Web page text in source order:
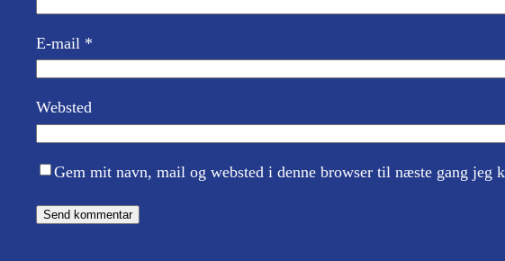
E-mail *
Websted
Gem mit navn, mail og websted i denne browser til næste gang jeg